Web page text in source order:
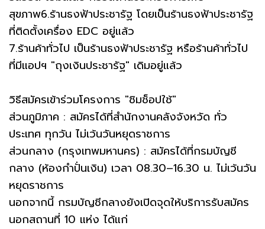
สุขภาพ6.ร้านธงฟ้าประชารัฐ โดยเป็นร้านธงฟ้าประชารัฐ
ที่ติดตั้งเครื่อง EDC อยู่แล้ว
7.ร้านค้าทั่วไป เป็นร้านธงฟ้าประชารัฐ หรือร้านค้าทั่วไป
ที่มีแอปฯ "ถุงเงินประชารัฐ" เดิมอยู่แล้ว
วิธีสมัครเข้าร่วมโครงการ "ชิมช็อปใช้"
ส่วนภูมิภาค : สมัครได้ที่สำนักงานคลังจังหวัด ทั่ว
ประเทศ ทุกวัน ไม่เว้นวันหยุดราชการ
ส่วนกลาง (กรุงเทพมหานคร) : สมัครได้ที่กรมบัญชี
กลาง (ห้องกำปั่นเงิน) เวลา 08.30–16.30 น. ไม่เว้นวัน
หยุดราชการ
นอกจากนี้ กรมบัญชีกลางยังเปิดจุดให้บริการรับสมัคร
นอกสถานที่ 10 แห่ง ได้แก่